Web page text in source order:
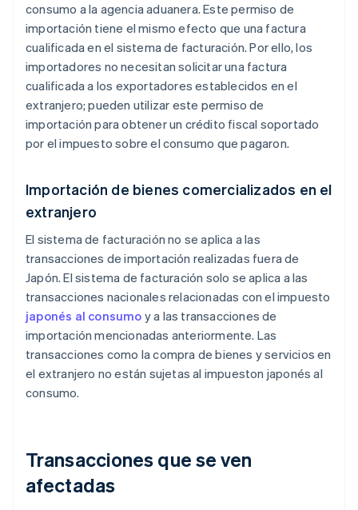
consumo a la agencia aduanera. Este permiso de
importación tiene el mismo efecto que una factura
cualificada en el sistema de facturación. Por ello, los
importadores no necesitan solicitar una factura
cualificada a los exportadores establecidos en el
extranjero; pueden utilizar este permiso de
importación para obtener un crédito fiscal soportado
por el impuesto sobre el consumo que pagaron.
Importación de bienes comercializados en el
extranjero
El sistema de facturación no se aplica a las
transacciones de importación realizadas fuera de
Japón. El sistema de facturación solo se aplica a las
transacciones nacionales relacionadas con el impuesto
japonés al consumo y a las transacciones de
importación mencionadas anteriormente. Las
transacciones como la compra de bienes y servicios en
el extranjero no están sujetas al impueston japonés al
consumo.
Transacciones que se ven
afectadas